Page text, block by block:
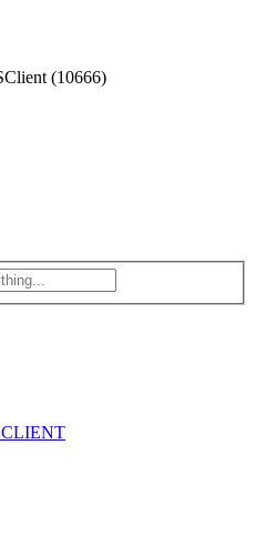
(10666)